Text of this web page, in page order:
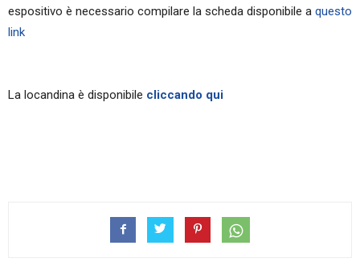
espositivo è necessario compilare la scheda disponibile a questo
link
La locandina è disponibile cliccando qui